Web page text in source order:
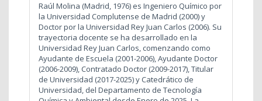
Raúl Molina (Madrid, 1976) es Ingeniero Químico por
la Universidad Complutense de Madrid (2000) y
Doctor por la Universidad Rey Juan Carlos (2006). Su
trayectoria docente se ha desarrollado en la
Universidad Rey Juan Carlos, comenzando como
Ayudante de Escuela (2001-2006), Ayudante Doctor
(2006-2009), Contratado Doctor (2009-2017), Titular
de Universidad (2017-2025) y Catedrático de
Universidad, del Departamento de Tecnología